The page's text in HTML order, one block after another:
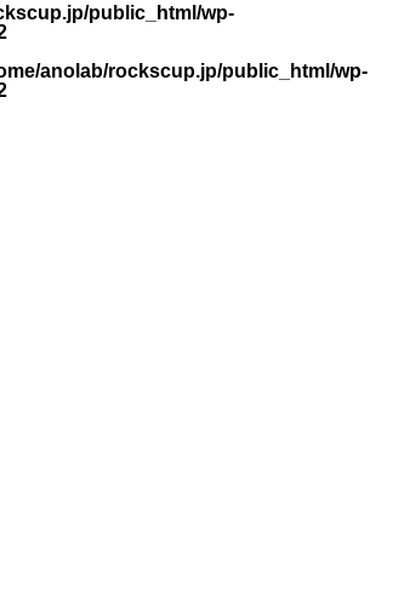
public_html/wp-
anolab/rockscup.jp/public_html/wp-